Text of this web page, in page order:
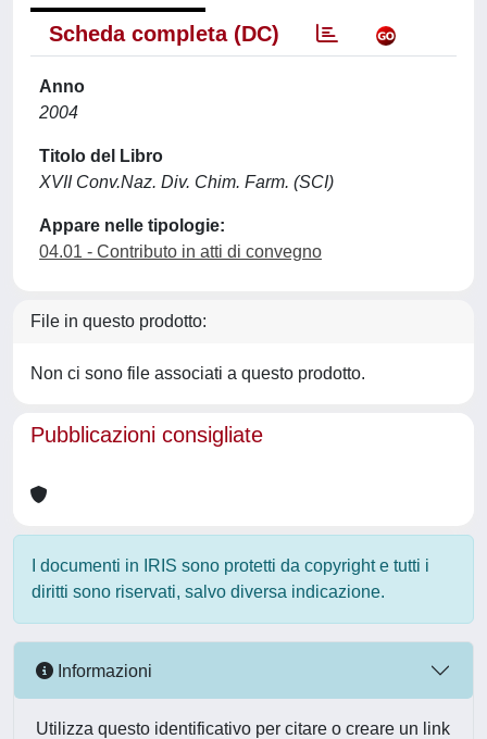
Scheda completa (DC)
Anno
2004
Titolo del Libro
XVII Conv.Naz. Div. Chim. Farm. (SCI)
Appare nelle tipologie:
04.01 - Contributo in atti di convegno
File in questo prodotto:
Non ci sono file associati a questo prodotto.
Pubblicazioni consigliate
I documenti in IRIS sono protetti da copyright e tutti i
diritti sono riservati, salvo diversa indicazione.
Informazioni
Utilizza questo identificativo per citare o creare un link